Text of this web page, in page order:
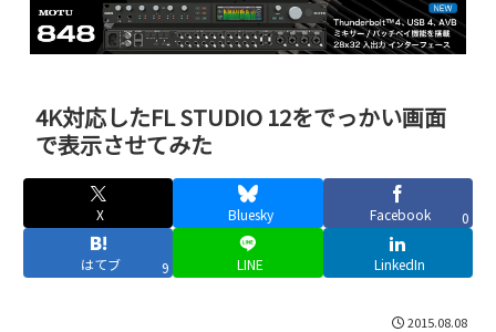
4K対応したFL STUDIO 12をでっかい画面
で表示させてみた
X Bluesky Facebook 0
はてブ 9 LINE LinkedIn
2015.08.08